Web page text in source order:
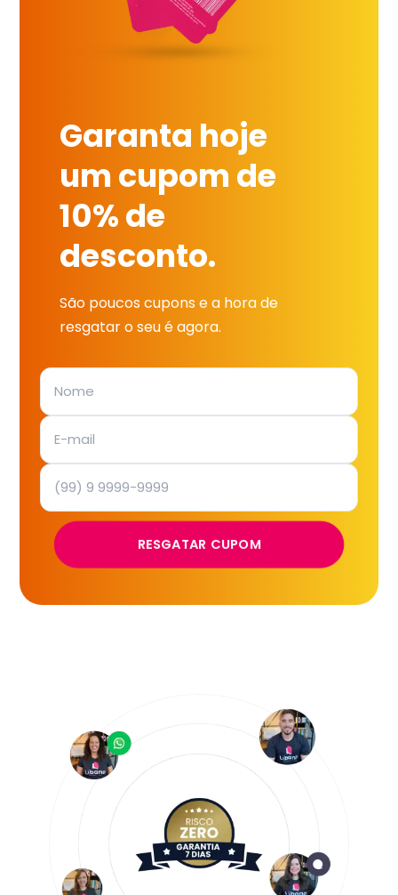
Garanta hoje
um cupom de
10% de
desconto.
São poucos cupons e a hora de
resgatar o seu é agora.
RESGATAR CUPOM